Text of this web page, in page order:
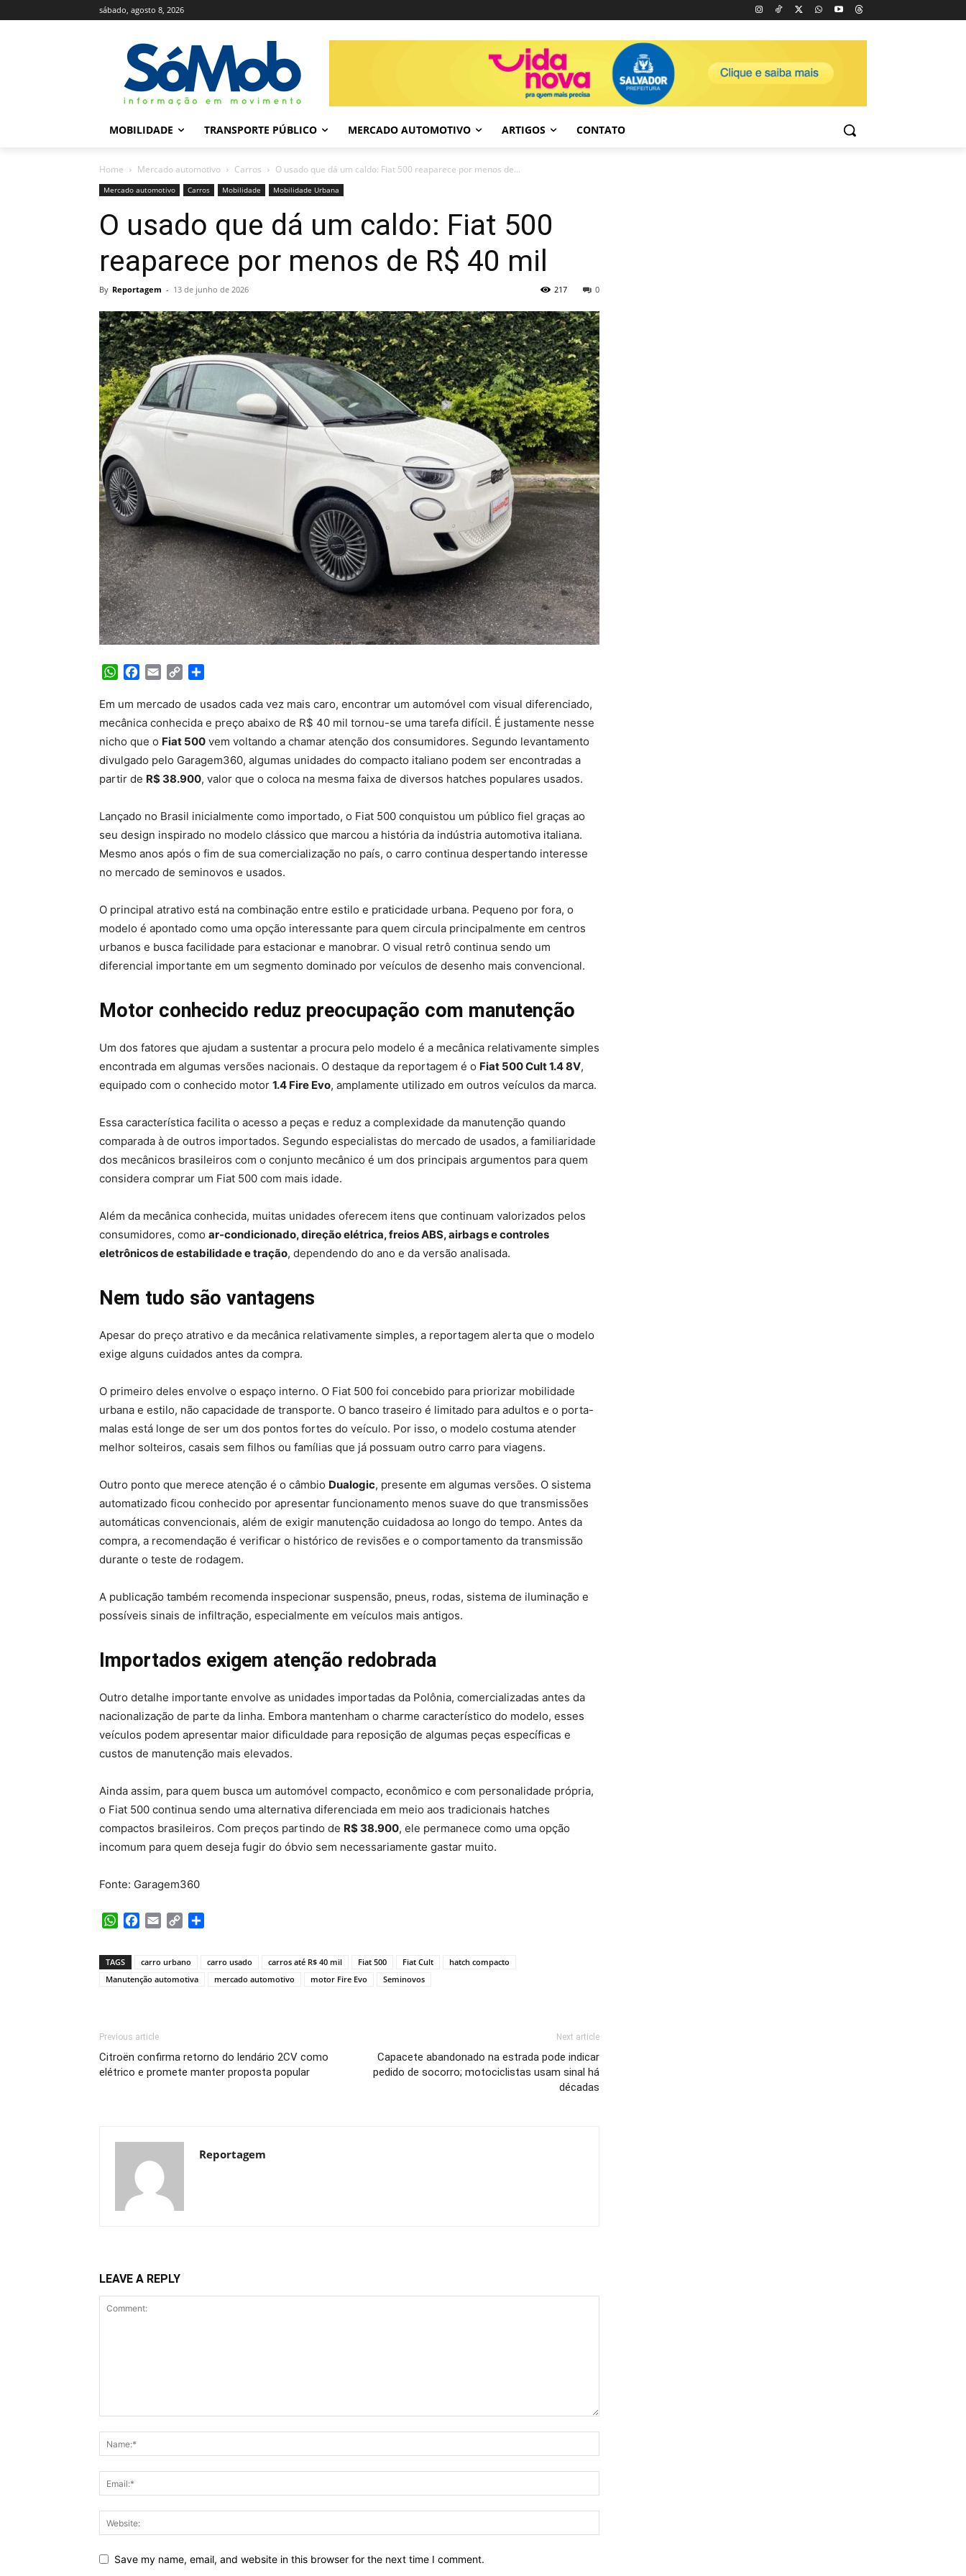
sábado, agosto 8, 2026
MOBILIDADE TRANSPORTE PÚBLICO MERCADO AUTOMOTIVO ARTIGOS CONTATO
Home Mercado automotivo Carros O usado que dá um caldo: Fiat 500 reaparece por menos de...
Mercado automotivo Carros Mobilidade Mobilidade Urbana
O usado que dá um caldo: Fiat 500
reaparece por menos de R$ 40 mil
By Reportagem - 13 de junho de 2026 0
217
WhatsApp
Facebook
Email Copy
Em um mercado de usados cada vez mais caro, encontrar um automóvel com visual diferenciado,
mecânica conhecida e preço abaixo de R$ 40 mil tornou-se uma tarefa difícil. É justamente nesse
nicho que o Fiat 500 vem voltando a chamar atenção dos consumidores. Segundo levantamento
divulgado pelo Garagem360, algumas unidades do compacto italiano podem ser encontradas a
partir de R$ 38.900, valor que o coloca na mesma faixa de diversos hatches populares usados.
Lançado no Brasil inicialmente como importado, o Fiat 500 conquistou um público fiel graças ao
seu design inspirado no modelo clássico que marcou a história da indústria automotiva italiana.
Mesmo anos após o fim de sua comercialização no país, o carro continua despertando interesse
no mercado de seminovos e usados.
O principal atrativo está na combinação entre estilo e praticidade urbana. Pequeno por fora, o
modelo é apontado como uma opção interessante para quem circula principalmente em centros
urbanos e busca facilidade para estacionar e manobrar. O visual retrô continua sendo um
diferencial importante em um segmento dominado por veículos de desenho mais convencional.
Motor conhecido reduz preocupação com manutenção
Um dos fatores que ajudam a sustentar a procura pelo modelo é a mecânica relativamente simples
encontrada em algumas versões nacionais. O destaque da reportagem é o Fiat 500 Cult 1.4 8V,
equipado com o conhecido motor 1.4 Fire Evo, amplamente utilizado em outros veículos da marca.
Essa característica facilita o acesso a peças e reduz a complexidade da manutenção quando
comparada à de outros importados. Segundo especialistas do mercado de usados, a familiaridade
dos mecânicos brasileiros com o conjunto mecânico é um dos principais argumentos para quem
considera comprar um Fiat 500 com mais idade.
Além da mecânica conhecida, muitas unidades oferecem itens que continuam valorizados pelos
consumidores, como ar-condicionado, direção elétrica, freios ABS, airbags e controles
eletrônicos de estabilidade e tração, dependendo do ano e da versão analisada.
Nem tudo são vantagens
Apesar do preço atrativo e da mecânica relativamente simples, a reportagem alerta que o modelo
exige alguns cuidados antes da compra.
O primeiro deles envolve o espaço interno. O Fiat 500 foi concebido para priorizar mobilidade
urbana e estilo, não capacidade de transporte. O banco traseiro é limitado para adultos e o porta-
malas está longe de ser um dos pontos fortes do veículo. Por isso, o modelo costuma atender
melhor solteiros, casais sem filhos ou famílias que já possuam outro carro para viagens.
Outro ponto que merece atenção é o câmbio Dualogic, presente em algumas versões. O sistema
automatizado ficou conhecido por apresentar funcionamento menos suave do que transmissões
automáticas convencionais, além de exigir manutenção cuidadosa ao longo do tempo. Antes da
compra, a recomendação é verificar o histórico de revisões e o comportamento da transmissão
durante o teste de rodagem.
A publicação também recomenda inspecionar suspensão, pneus, rodas, sistema de iluminação e
possíveis sinais de infiltração, especialmente em veículos mais antigos.
Importados exigem atenção redobrada
Outro detalhe importante envolve as unidades importadas da Polônia, comercializadas antes da
nacionalização de parte da linha. Embora mantenham o charme característico do modelo, esses
veículos podem apresentar maior dificuldade para reposição de algumas peças específicas e
custos de manutenção mais elevados.
Ainda assim, para quem busca um automóvel compacto, econômico e com personalidade própria,
o Fiat 500 continua sendo uma alternativa diferenciada em meio aos tradicionais hatches
compactos brasileiros. Com preços partindo de R$ 38.900, ele permanece como uma opção
incomum para quem deseja fugir do óbvio sem necessariamente gastar muito.
Fonte: Garagem360
WhatsApp
Facebook
Email Copy
TAGS carro urbano carro usado carros até R$ 40 mil Fiat 500 Fiat Cult
hatch compacto
Manutenção automotiva
mercado automotivo motor Fire Evo Seminovos
Previous article
Citroën confirma retorno do lendário 2CV como
elétrico e promete manter proposta popular
Next article
Capacete abandonado na estrada pode indicar
pedido de socorro; motociclistas usam sinal há
décadas
Reportagem
LEAVE A REPLY
Save my name, email, and website in this browser for the next time I comment.